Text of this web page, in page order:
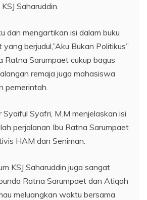
Saharuddin.
dan mengartikan isi dalam buku
berjudul,”Aku Bukan Politikus”
Ratna Sarumpaet cukup bagus
remaja juga mahasiswa
pemerintah.
Syaiful Syafri, M.M menjelaskan isi
perjalanan Ibu Ratna Sarumpaet
HAM dan Seniman.
KSJ Saharuddin juga sangat
Ratna Sarumpaet dan Atiqah
meluangkan waktu bersama